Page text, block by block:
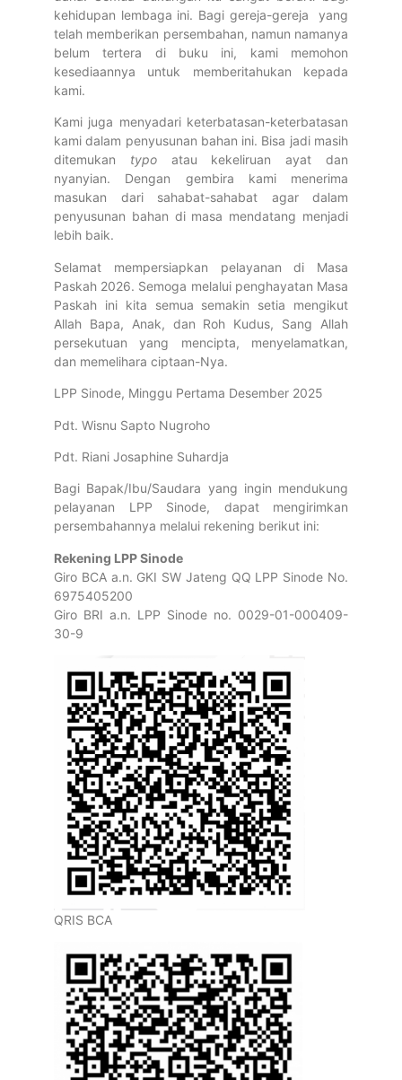
kehidupan lembaga ini. Bagi gereja-gereja yang
telah memberikan persembahan, namun namanya
belum tertera di buku ini, kami memohon
kesediaannya untuk memberitahukan kepada
kami.
Kami juga menyadari keterbatasan-keterbatasan
kami dalam penyusunan bahan ini. Bisa jadi masih
ditemukan typoatau kekeliruan ayat dan
nyanyian. Dengan gembira kami menerima
masukan dari sahabat-sahabat agar dalam
penyusunan bahan di masa mendatang menjadi
lebih baik.
Selamat mempersiapkan pelayanan di Masa
Paskah 2026. Semoga melalui penghayatan Masa
Paskah ini kita semua semakin setia mengikut
Allah Bapa, Anak, dan Roh Kudus, Sang Allah
persekutuan yang mencipta, menyelamatkan,
dan memelihara ciptaan-Nya.
LPP Sinode, Minggu Pertama Desember 2025
Pdt. Wisnu Sapto Nugroho
Pdt. Riani Josaphine Suhardja
Bagi Bapak/Ibu/Saudara yang ingin mendukung
pelayanan LPP Sinode, dapat mengirimkan
persembahannya melalui rekening berikut ini:
Rekening LPP Sinode
Giro BCA a.n. GKI SW Jateng QQ LPP Sinode No.
6975405200
Giro BRI a.n. LPP Sinode no. 0029-01-000409-
30-9
QRIS BCA